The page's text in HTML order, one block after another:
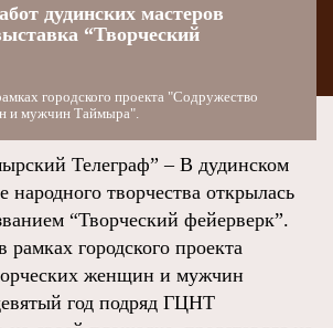
дудинских мастеров
“Творческий
городского проекта "Содружество
и мужчин Таймыра".
Телеграф” – В дудинском
народного творчества открылась
“Творческий фейерверк”.
рамках городского проекта
женщин и мужчин
год подряд ГЦНТ